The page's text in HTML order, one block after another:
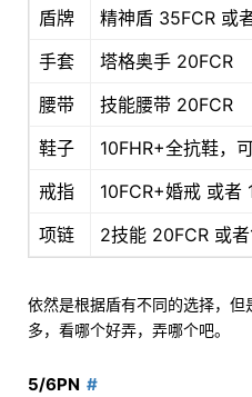
盾牌
精神盾 35FCR 或
手套
塔格奥手 20FCR
腰带
技能腰带 20FCR
鞋子
10FHR+全抗鞋，
戒指
10FCR+婚戒 或者
项链
2技能 20FCR 或
依然是根据盾有不同的选择，
多，看哪个好弄，弄哪个吧。
5/6PN